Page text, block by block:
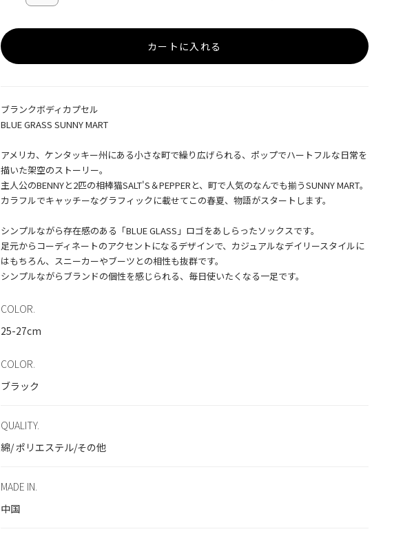
カートに入れる
ブランクボディカプセル
BLUE GRASS SUNNY MART
アメリカ、ケンタッキー州にある小さな町で繰り広げられる、ポップでハートフルな日常を
描いた架空のストーリー。
主人公のBENNYと2匹の相棒猫SALT'S＆PEPPERと、町で人気のなんでも揃うSUNNY MART。
カラフルでキャッチーなグラフィックに載せてこの春夏、物語がスタートします。
シンプルながら存在感のある「BLUE GLASS」ロゴをあしらったソックスです。
足元からコーディネートのアクセントになるデザインで、カジュアルなデイリースタイルに
はもちろん、スニーカーやブーツとの相性も抜群です。
COLOR.
25-27cm
COLOR.
ブラック
QUALITY.
綿/ ポリエステル/その他
MADE IN.
中国